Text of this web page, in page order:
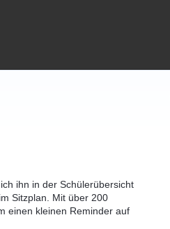
ihn in der Schülerübersicht
Sitzplan. Mit über 200
einen kleinen Reminder auf